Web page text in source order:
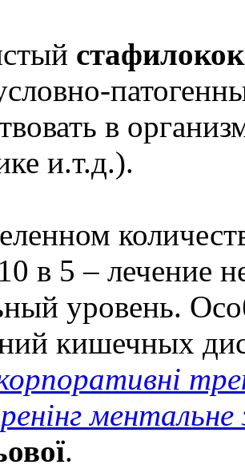
стафилокок
в
и.т.д.).
в 5 – лечение
уровень.
кишечных
ментальне
.